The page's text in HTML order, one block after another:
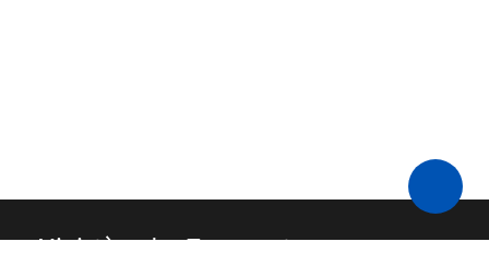
Ministère des Transports